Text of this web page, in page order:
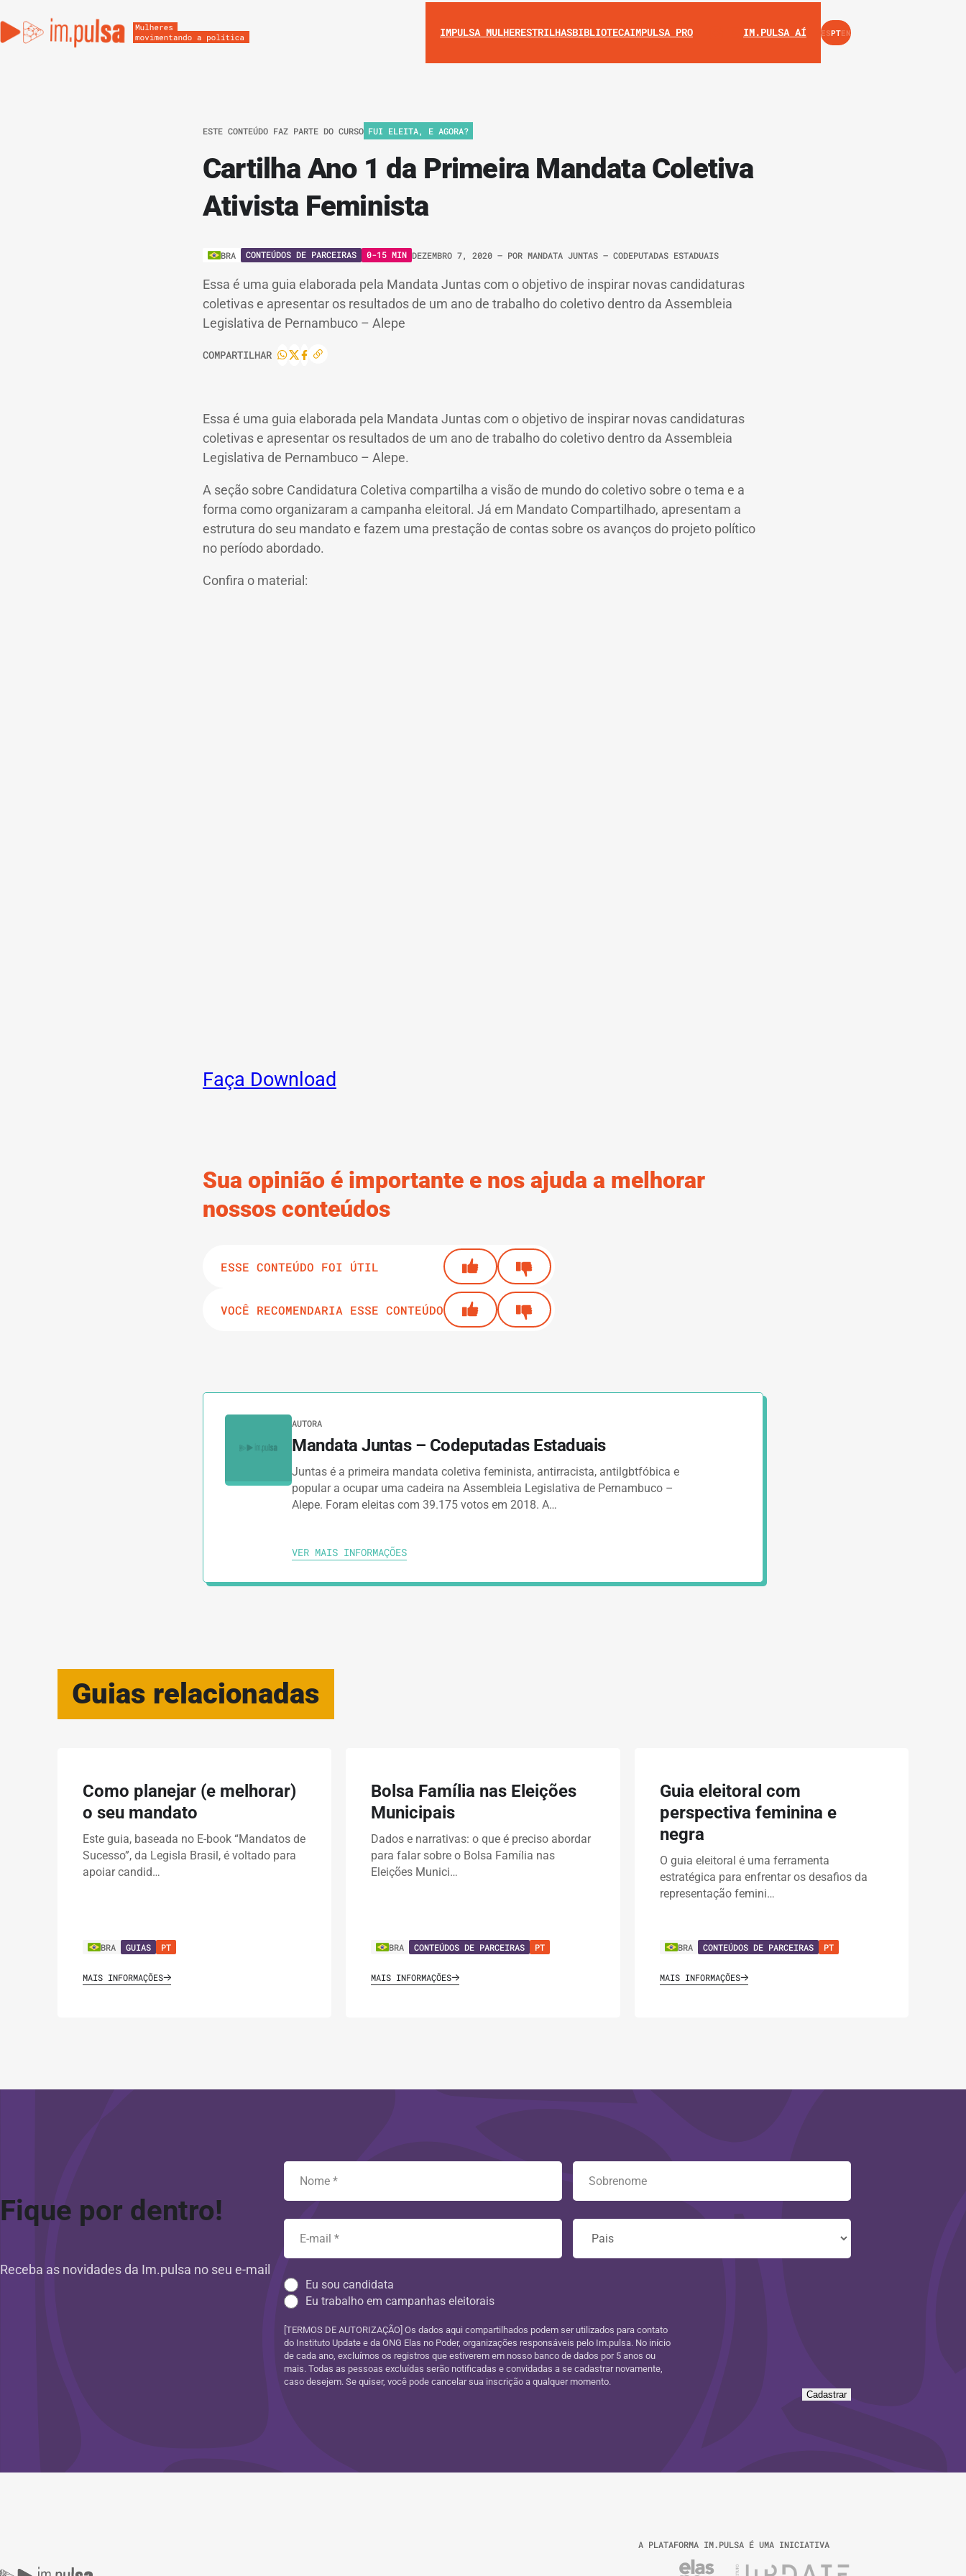
IMPULSA MULHERESTRILHASBIBLIOTECAIMPULSA PRO INSTAGRAM
YOUTUBE
IM.PULSA AÍ ESPTEN
ESTE CONTEÚDO FAZ PARTE DO CURSO FUI ELEITA, E AGORA?
Cartilha Ano 1 da Primeira Mandata Coletiva
Ativista Feminista
BRA CONTEÚDOS DE PARCEIRAS 0-15 MIN DEZEMBRO 7, 2020 – POR MANDATA JUNTAS – CODEPUTADAS ESTADUAIS
Essa é uma guia elaborada pela Mandata Juntas com o objetivo de inspirar novas candidaturas
coletivas e apresentar os resultados de um ano de trabalho do coletivo dentro da Assembleia
Legislativa de Pernambuco – Alepe
COMPARTILHAR
Essa é uma guia elaborada pela Mandata Juntas com o objetivo de inspirar novas candidaturas
coletivas e apresentar os resultados de um ano de trabalho do coletivo dentro da Assembleia
Legislativa de Pernambuco – Alepe.
A seção sobre Candidatura Coletiva compartilha a visão de mundo do coletivo sobre o tema e a
forma como organizaram a campanha eleitoral. Já em Mandato Compartilhado, apresentam a
estrutura do seu mandato e fazem uma prestação de contas sobre os avanços do projeto político
no período abordado.
Confira o material:
Faça Download
Sua opinião é importante e nos ajuda a melhorar
nossos conteúdos
ESSE CONTEÚDO FOI ÚTIL
VOCÊ RECOMENDARIA ESSE CONTEÚDO
AUTORA
Mandata Juntas – Codeputadas Estaduais
Juntas é a primeira mandata coletiva feminista, antirracista, antilgbtfóbica e
popular a ocupar uma cadeira na Assembleia Legislativa de Pernambuco –
Alepe. Foram eleitas com 39.175 votos em 2018. A…
VER MAIS INFORMAÇÕES
Guias relacionadas
Como planejar (e melhorar)
o seu mandato
Este guia, baseada no E-book “Mandatos de
Sucesso”, da Legisla Brasil, é voltado para
apoiar candid…
BRA GUIAS PT
MAIS INFORMAÇÕES
Bolsa Família nas Eleições
Municipais
Dados e narrativas: o que é preciso abordar
para falar sobre o Bolsa Família nas
Eleições Munici…
BRA CONTEÚDOS DE PARCEIRAS PT
MAIS INFORMAÇÕES
Guia eleitoral com
perspectiva feminina e
negra
O guia eleitoral é uma ferramenta
estratégica para enfrentar os desafios da
representação femini…
BRA CONTEÚDOS DE PARCEIRAS PT
MAIS INFORMAÇÕES
Fique por dentro!
Receba as novidades da Im.pulsa no seu e-mail
Eu sou candidata
Eu trabalho em campanhas eleitorais
[TERMOS DE AUTORIZAÇÃO] Os dados aqui compartilhados podem ser utilizados para contato
do Instituto Update e da ONG Elas no Poder, organizações responsáveis pelo Im.pulsa. No início
de cada ano, excluímos os registros que estiverem em nosso banco de dados por 5 anos ou
mais. Todas as pessoas excluídas serão notificadas e convidadas a se cadastrar novamente,
caso desejem. Se quiser, você pode cancelar sua inscrição a qualquer momento.
Cadastrar
A PLATAFORMA IM.PULSA É UMA INICIATIVA